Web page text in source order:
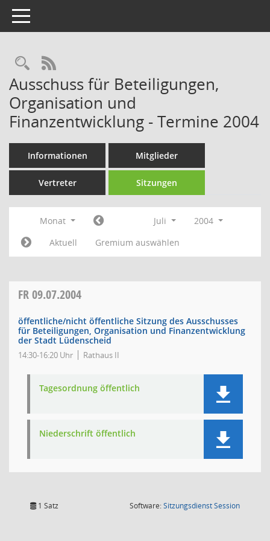
Toggle navigation
Rechercheauswahl
RSS-Feed
Ausschuss für Beteiligungen,
Organisation und
Finanzentwicklung - Termine 2004
Informationen Mitglieder
Vertreter Sitzungen
Monat Juli
2004
Aktuell
Gremium auswählen
FR09.07.2004
öffentliche/nicht öffentliche Sitzung des Ausschusses
für Beteiligungen, Organisation und Finanzentwicklung
der Stadt Lüdenscheid
14:30-16:20 Uhr Rathaus II
Tagesordnung öffentlich
Niederschrift öffentlich
1 Satz Software:SitzungsdienstSession(Wird in